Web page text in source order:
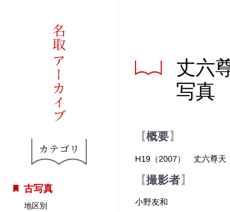
古写真
地区別
丈六
写真
概要
H19（2007） 丈六尊天
撮影者
小野友和